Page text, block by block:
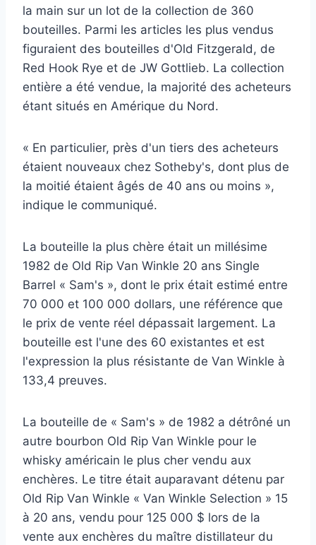
la main sur un lot de la collection de 360 ​​​​
bouteilles. Parmi les articles les plus vendus
figuraient des bouteilles d'Old Fitzgerald, de
Red Hook Rye et de JW Gottlieb. La collection
entière a été vendue, la majorité des acheteurs
étant situés en Amérique du Nord.
« En particulier, près d'un tiers des acheteurs
étaient nouveaux chez Sotheby's, dont plus de
la moitié étaient âgés de 40 ans ou moins »,
indique le communiqué.
La bouteille la plus chère était un millésime
1982 de Old Rip Van Winkle 20 ans Single
Barrel « Sam's », dont le prix était estimé entre
70 000 et 100 000 dollars, une référence que
le prix de vente réel dépassait largement. La
bouteille est l'une des 60 existantes et est
l'expression la plus résistante de Van Winkle à
133,4 preuves.
La bouteille de « Sam's » de 1982 a détrôné un
autre bourbon Old Rip Van Winkle pour le
whisky américain le plus cher vendu aux
enchères. Le titre était auparavant détenu par
Old Rip Van Winkle « Van Winkle Selection » 15
à 20 ans, vendu pour 125 000 $ lors de la
vente aux enchères du maître distillateur du